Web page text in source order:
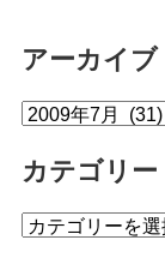
アーカイブ
ア
カ
ブ
カテゴリー
カ